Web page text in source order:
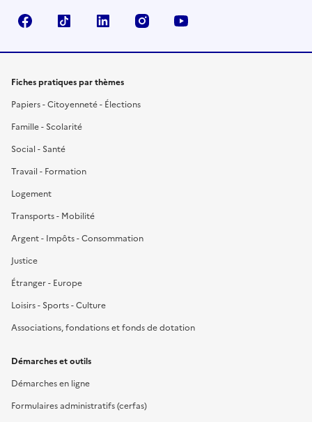
FacebookTikTok LinkedIn Instagram
Fiches pratiques par thèmes
Papiers - Citoyenneté - Élections
Famille - Scolarité
Social - Santé
Travail - Formation
Logement
Transports - Mobilité
Argent - Impôts - Consommation
Justice
Étranger - Europe
Loisirs - Sports - Culture
Associations, fondations et fonds de dotation
Démarches et outils
Démarches en ligne
Formulaires administratifs (cerfas)